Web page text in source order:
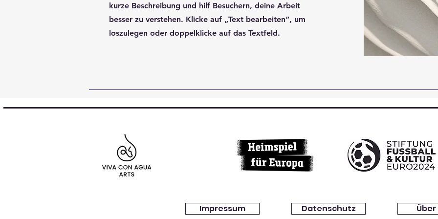
kurze Beschreibung und hilf Besuchern, deine Arbeit
besser zu verstehen. Klicke auf „Text bearbeiten“, um
loszulegen oder doppelklicke auf das Textfeld.
Impressum Datenschutz